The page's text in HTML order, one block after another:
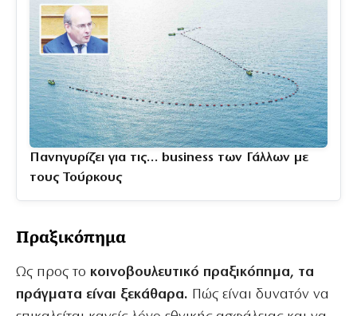
Πανηγυρίζει για τις… business των Γάλλων με
τους Τούρκους
Πραξικόπημα
Ως προς το κοινοβουλευτικό πραξικόπημα, τα
πράγματα είναι ξεκάθαρα. Πώς είναι δυνατόν να